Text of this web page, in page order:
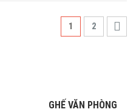
1 2
GHẾ VĂN PHÒNG